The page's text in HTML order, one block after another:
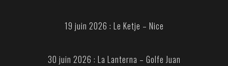
19 juin 2026 : Le Ketje – Nice
30 juin 2026 : La Lanterna – Golfe Juan